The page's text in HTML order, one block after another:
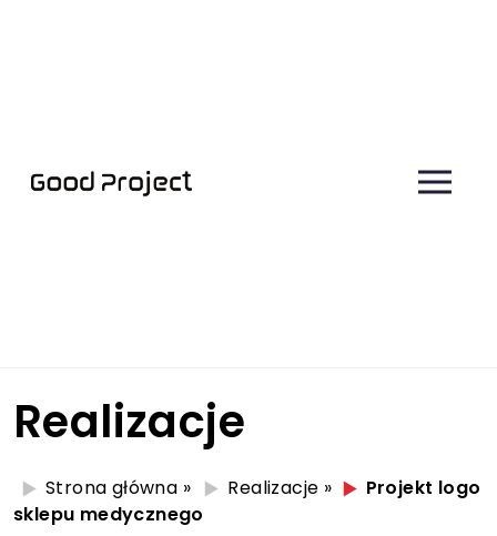
Realizacje
Strona główna » Realizacje »
Projekt logo
sklepu medycznego